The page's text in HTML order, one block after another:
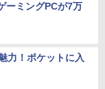
ーミングPCが7万
力！ポケットに入